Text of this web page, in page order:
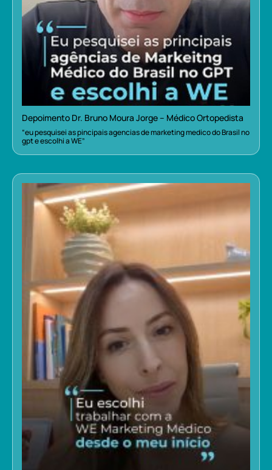
Depoimento Dr. Bruno Moura Jorge – Médico Ortopedista
“eu pesquisei as pincipais agencias de marketing medico do Brasil no
gpt e escolhi a WE”